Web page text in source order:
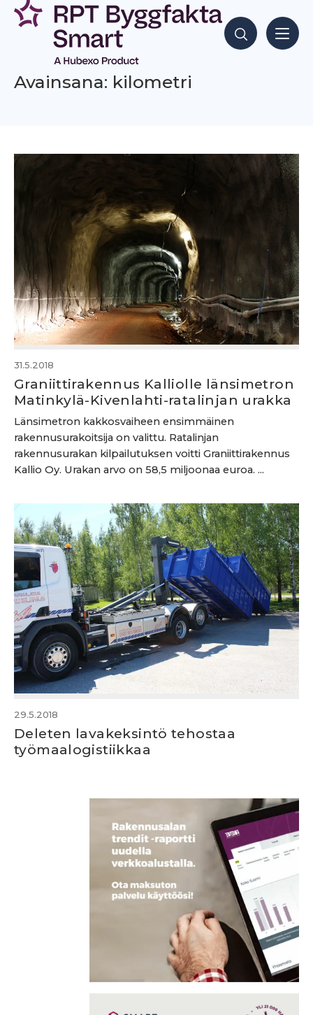
Siirry
sisältöön
Hae sisältöjä
Avainsana: kilometri
31.5.2018
Graniittirakennus Kalliolle länsimetron
Matinkylä-Kivenlahti-ratalinjan urakka
Länsimetron kakkosvaiheen ensimmäinen
rakennusurakoitsija on valittu. Ratalinjan
rakennusurakan kilpailutuksen voitti Graniittirakennus
Kallio Oy. Urakan arvo on 58,5 miljoonaa euroa. ...
29.5.2018
Deleten lavakeksintö tehostaa
työmaalogistiikkaa